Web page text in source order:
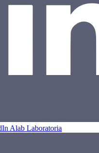
Alab Laboratoria